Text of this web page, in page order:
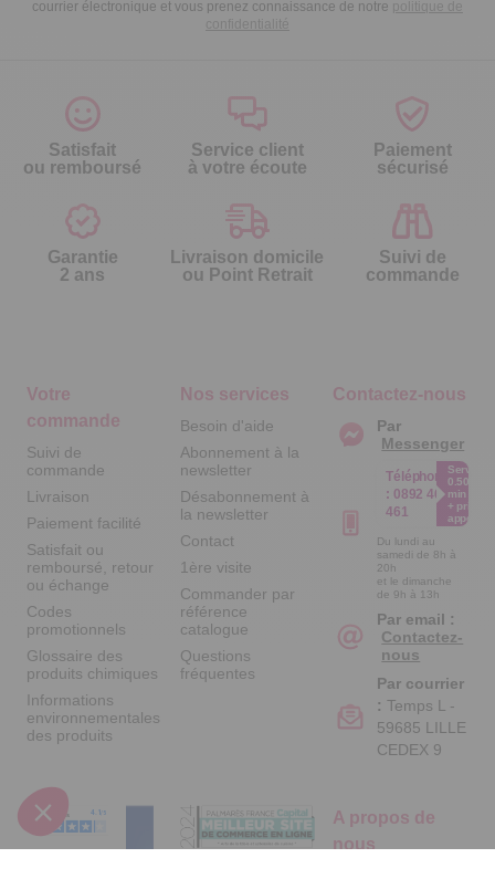
courrier électronique et vous prenez connaissance de notre politique de
confidentialité
Satisfait
ou remboursé
Service client
à votre écoute
Paiement
sécurisé
Garantie
2 ans
Livraison domicile
ou Point Retrait
Suivi de
commande
Votre
commande
Suivi de
commande
Livraison
Paiement facilité
Satisfait ou
remboursé, retour
ou échange
Codes
promotionnels
Glossaire des
produits chimiques
Informations
environnementales
des produits
Nos services
Besoin d'aide
Abonnement à la
newsletter
Désabonnement à
la newsletter
Contact
1ère visite
Commander par
référence
catalogue
Questions
fréquentes
A propos de
nous
Contactez-nous
Par
Messenger
Téléphone
: 0892 461
461
Service
0.50€ /
min
+ prix
appel
Du lundi au
samedi de 8h à
20h
et le dimanche
de 9h à 13h
Par email :
Contactez-
nous
Par courrier
: Temps L -
59685 LILLE
CEDEX 9